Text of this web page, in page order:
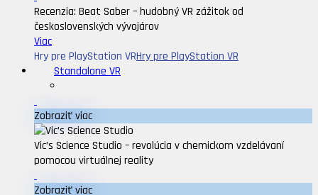
Recenzia: Beat Saber – hudobný VR zážitok od
československých vývojárov
Viac
Hry pre PlayStation VRHry pre PlayStation VR
Standalone VR
Zobraziť viac
Vic’s Science Studio – revolúcia v chemickom vzdelávaní
pomocou virtuálnej reality
Zobraziť viac